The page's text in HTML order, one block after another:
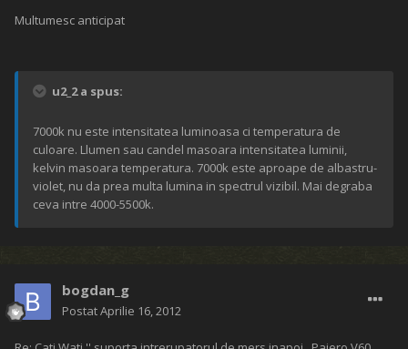
Multumesc anticipat
u2_2 a spus:
7000k nu este intensitatea luminoasa ci temperatura de
culoare. Llumen sau candel masoara intensitatea luminii,
kelvin masoara temperatura. 7000k este aproape de albastru-
violet, nu da prea multa lumina in spectrul vizibil. Mai degraba
ceva intre 4000-5500k.
bogdan_g
PostatAprilie 16, 2012